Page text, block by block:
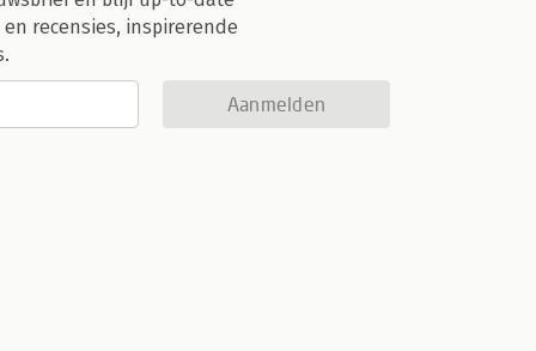
recensies, inspirerende
Aanmelden